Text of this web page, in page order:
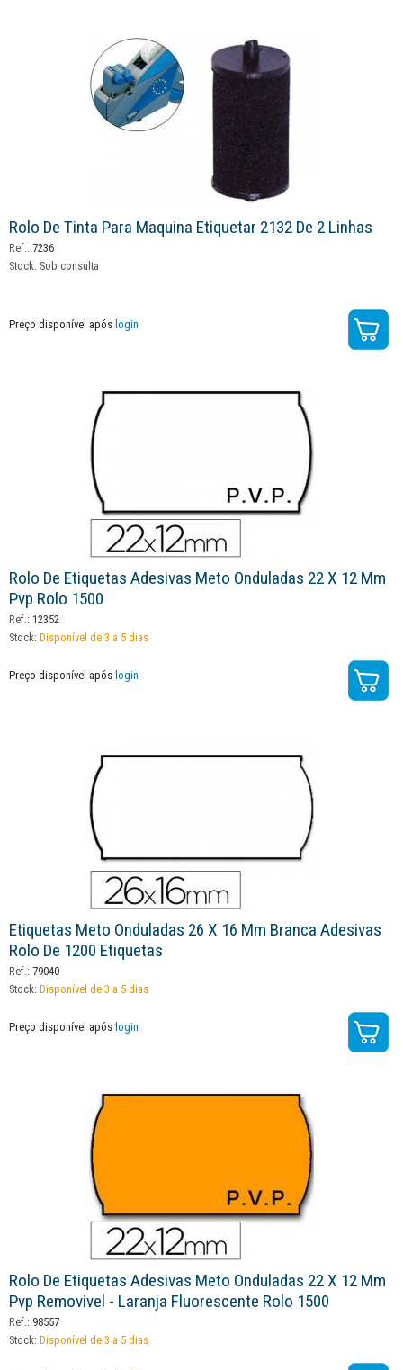
Rolo De Tinta Para Maquina Etiquetar 2132 De 2 Linhas
Ref.: 7236
Stock: Sob consulta
Preço disponível após login
Rolo De Etiquetas Adesivas Meto Onduladas 22 X 12 Mm
Pvp Rolo 1500
Ref.: 12352
Stock: Disponível de 3 a 5 dias
Preço disponível após login
Etiquetas Meto Onduladas 26 X 16 Mm Branca Adesivas
Rolo De 1200 Etiquetas
Ref.: 79040
Stock: Disponível de 3 a 5 dias
Preço disponível após login
Rolo De Etiquetas Adesivas Meto Onduladas 22 X 12 Mm
Pvp Removivel - Laranja Fluorescente Rolo 1500
Ref.: 98557
Stock: Disponível de 3 a 5 dias